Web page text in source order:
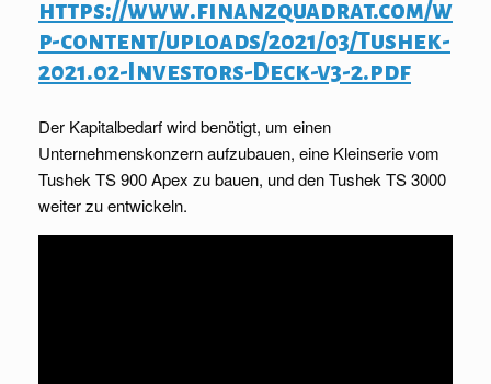
https://www.finanzquadrat.com/w
p-content/uploads/2021/03/Tushek-
2021.02-Investors-Deck-v3-2.pdf
Der Kapitalbedarf wird benötigt, um einen
Unternehmenskonzern aufzubauen, eine Kleinserie vom
Tushek TS 900 Apex zu bauen, und den Tushek TS 3000
weiter zu entwickeln.